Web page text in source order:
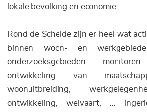
lokale bevolking en economie.
Rond de Schelde zijn er heel wat
binnen woon- en
onderzoeksgebieden
ontwikkeling van
woonuitbreiding,
ontwikkeling, welvaart, ...